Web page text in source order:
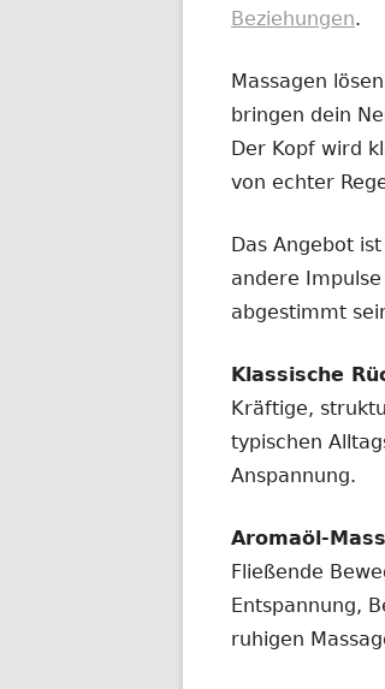
Beziehungen.
Massagen
bringen dein
Der Kopf wird
von echter
Das Angebot
andere
abgestimmt
Klassische
Kräftige,
typischen
Anspannung.
Aromaöl-
Fließende
Entspannung,
ruhigen